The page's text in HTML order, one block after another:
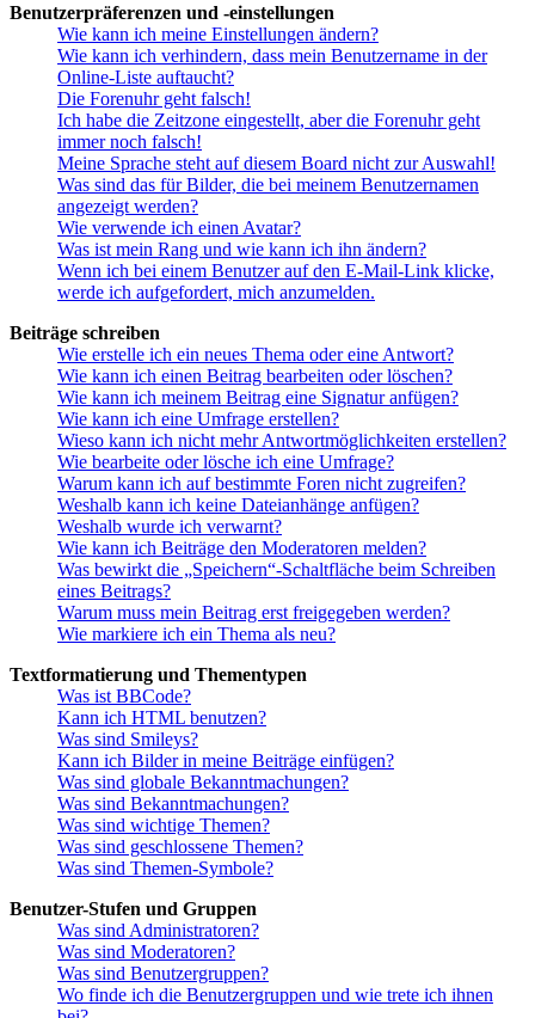
Benutzerpräferenzen und -einstellungen
Wie kann ich meine Einstellungen ändern?
Wie kann ich verhindern, dass mein Benutzername in der
Online-Liste auftaucht?
Die Forenuhr geht falsch!
Ich habe die Zeitzone eingestellt, aber die Forenuhr geht
immer noch falsch!
Meine Sprache steht auf diesem Board nicht zur Auswahl!
Was sind das für Bilder, die bei meinem Benutzernamen
angezeigt werden?
Wie verwende ich einen Avatar?
Was ist mein Rang und wie kann ich ihn ändern?
Wenn ich bei einem Benutzer auf den E-Mail-Link klicke,
werde ich aufgefordert, mich anzumelden.
Beiträge schreiben
Wie erstelle ich ein neues Thema oder eine Antwort?
Wie kann ich einen Beitrag bearbeiten oder löschen?
Wie kann ich meinem Beitrag eine Signatur anfügen?
Wie kann ich eine Umfrage erstellen?
Wieso kann ich nicht mehr Antwortmöglichkeiten erstellen?
Wie bearbeite oder lösche ich eine Umfrage?
Warum kann ich auf bestimmte Foren nicht zugreifen?
Weshalb kann ich keine Dateianhänge anfügen?
Weshalb wurde ich verwarnt?
Wie kann ich Beiträge den Moderatoren melden?
Was bewirkt die „Speichern“-Schaltfläche beim Schreiben
eines Beitrags?
Warum muss mein Beitrag erst freigegeben werden?
Wie markiere ich ein Thema als neu?
Textformatierung und Thementypen
Was ist BBCode?
Kann ich HTML benutzen?
Was sind Smileys?
Kann ich Bilder in meine Beiträge einfügen?
Was sind globale Bekanntmachungen?
Was sind Bekanntmachungen?
Was sind wichtige Themen?
Was sind geschlossene Themen?
Was sind Themen-Symbole?
Benutzer-Stufen und Gruppen
Was sind Administratoren?
Was sind Moderatoren?
Was sind Benutzergruppen?
Wo finde ich die Benutzergruppen und wie trete ich ihnen